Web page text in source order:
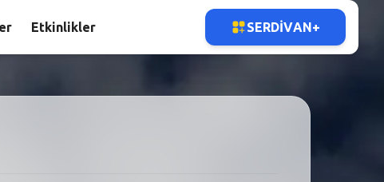
Etkinlikler SERDIVAN+